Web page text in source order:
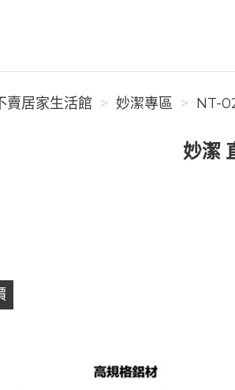
家生活館
賣居家生活館
妙潔專區 NT-
妙潔